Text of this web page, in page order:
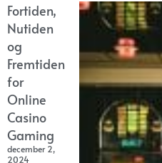
Fortiden,
Nutiden
og
Fremtiden
for
Online
Casino
Gaming
december 2,
2024